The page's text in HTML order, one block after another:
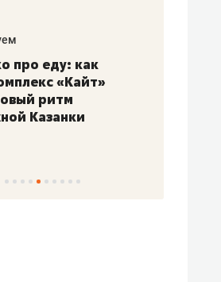
про еду: как
«Кайт»
ритм
Казанки